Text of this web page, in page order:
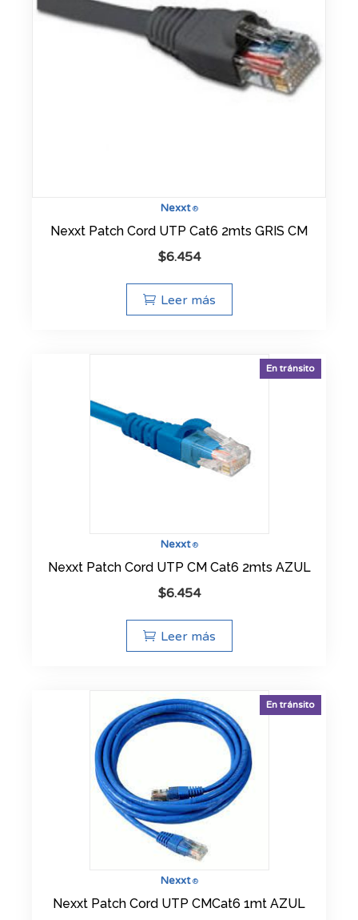
Nexxt®
Nexxt Patch Cord UTP Cat6 2mts GRIS CM
$6.454
Leer más
Nexxt®
En tránsito
Nexxt Patch Cord UTP CM Cat6 2mts AZUL
$6.454
Leer más
Nexxt®
En tránsito
Nexxt Patch Cord UTP CMCat6 1mt AZUL